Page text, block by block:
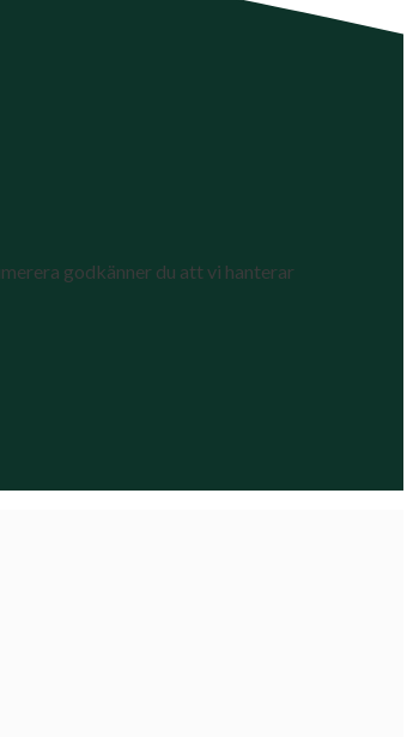
godkänner du att vi hanterar